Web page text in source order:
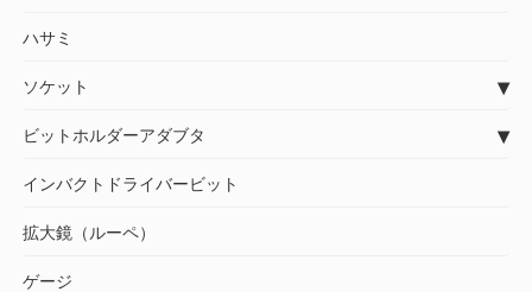
ハサミ
ソケット
ビットホルダーアダブタ
インバクトドライバービット
拡大鏡（ルーペ）
ゲージ